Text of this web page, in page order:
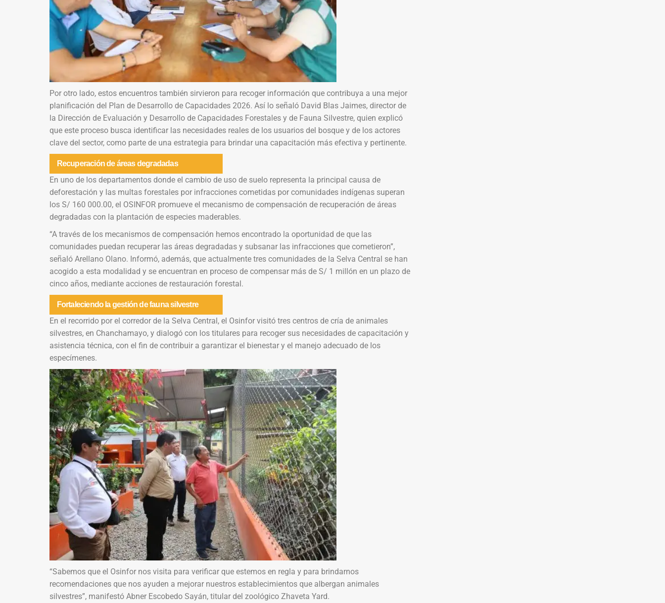
Por otro lado, estos encuentros también sirvieron para recoger información que contribuya a una mejor
planificación del Plan de Desarrollo de Capacidades 2026. Así lo señaló David Blas Jaimes, director de
la Dirección de Evaluación y Desarrollo de Capacidades Forestales y de Fauna Silvestre, quien explicó
que este proceso busca identificar las necesidades reales de los usuarios del bosque y de los actores
clave del sector, como parte de una estrategia para brindar una capacitación más efectiva y pertinente.
Recuperación de áreas degradadas
En uno de los departamentos donde el cambio de uso de suelo representa la principal causa de
deforestación y las multas forestales por infracciones cometidas por comunidades indígenas superan
los S/ 160 000.00, el OSINFOR promueve el mecanismo de compensación de recuperación de áreas
degradadas con la plantación de especies maderables.
“A través de los mecanismos de compensación hemos encontrado la oportunidad de que las
comunidades puedan recuperar las áreas degradadas y subsanar las infracciones que cometieron”,
señaló Arellano Olano. Informó, además, que actualmente tres comunidades de la Selva Central se han
acogido a esta modalidad y se encuentran en proceso de compensar más de S/ 1 millón en un plazo de
cinco años, mediante acciones de restauración forestal.
Fortaleciendo la gestión de fauna silvestre
En el recorrido por el corredor de la Selva Central, el Osinfor visitó tres centros de cría de animales
silvestres, en Chanchamayo, y dialogó con los titulares para recoger sus necesidades de capacitación y
asistencia técnica, con el fin de contribuir a garantizar el bienestar y el manejo adecuado de los
especímenes.
“Sabemos que el Osinfor nos visita para verificar que estemos en regla y para brindarnos
recomendaciones que nos ayuden a mejorar nuestros establecimientos que albergan animales
silvestres”, manifestó Abner Escobedo Sayán, titular del zoológico Zhaveta Yard.